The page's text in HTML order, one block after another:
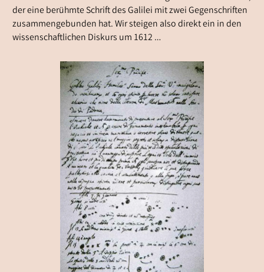
der eine berühmte Schrift des Galilei mit zwei Gegenschriften
zusammengebunden hat. Wir steigen also direkt ein in den
wissenschaftlichen Diskurs um 1612 …